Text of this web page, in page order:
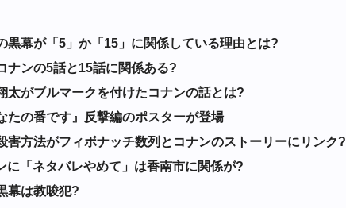
黒幕が「5」か「15」に関係している理由とは?
ナンの5話と15話に関係ある?
太がブルマークを付けたコナンの話とは?
たの番です』反撃編のポスターが登場
害方法がフィボナッチ数列とコナンのストーリーにリンク?
に「ネタバレやめて」は香南市に関係が?
幕は教唆犯?